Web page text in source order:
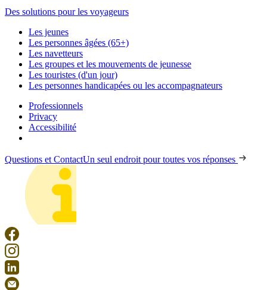
Des solutions pour les voyageurs
Les jeunes
Les personnes âgées (65+)
Les navetteurs
Les groupes et les mouvements de jeunesse
Les touristes (d'un jour)
Les personnes handicapées ou les accompagnateurs
Professionnels
Privacy
Accessibilité
Questions et ContactUn seul endroit pour toutes vos réponses